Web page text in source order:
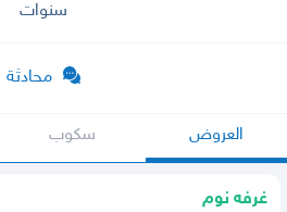
سنوات
محادثة
العروض سكوب
غرفه نوم